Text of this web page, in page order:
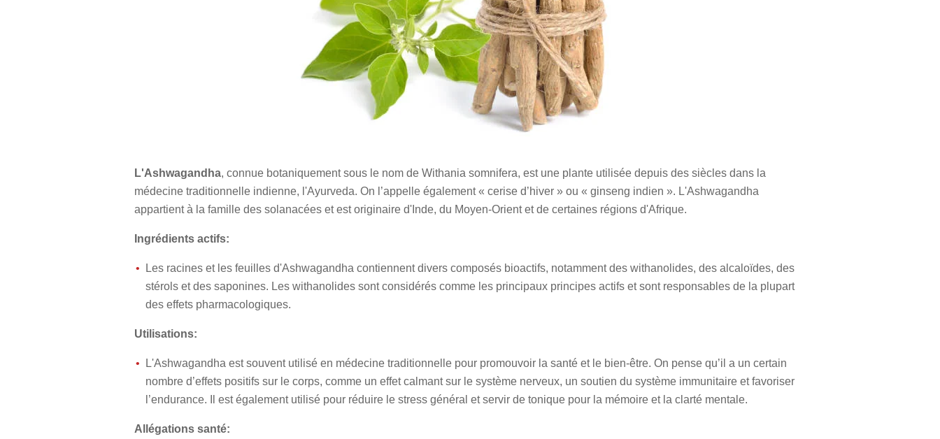
L'Ashwagandha, connue botaniquement sous le nom de Withania somnifera, est une plante utilisée depuis des siècles dans la
médecine traditionnelle indienne, l'Ayurveda. On l’appelle également « cerise d’hiver » ou « ginseng indien ». L'Ashwagandha
appartient à la famille des solanacées et est originaire d'Inde, du Moyen-Orient et de certaines régions d'Afrique.
Ingrédients actifs:
Les racines et les feuilles d'Ashwagandha contiennent divers composés bioactifs, notamment des withanolides, des alcaloïdes, des
stérols et des saponines. Les withanolides sont considérés comme les principaux principes actifs et sont responsables de la plupart
des effets pharmacologiques.
Utilisations:
L'Ashwagandha est souvent utilisé en médecine traditionnelle pour promouvoir la santé et le bien-être. On pense qu’il a un certain
nombre d’effets positifs sur le corps, comme un effet calmant sur le système nerveux, un soutien du système immunitaire et favoriser
l’endurance. Il est également utilisé pour réduire le stress général et servir de tonique pour la mémoire et la clarté mentale.
Allégations santé: